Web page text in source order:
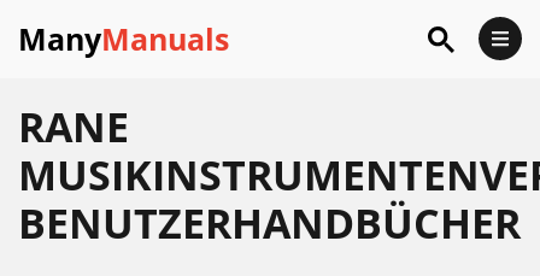
ManyManuals
RANE
BENUTZERHANDBÜCHER